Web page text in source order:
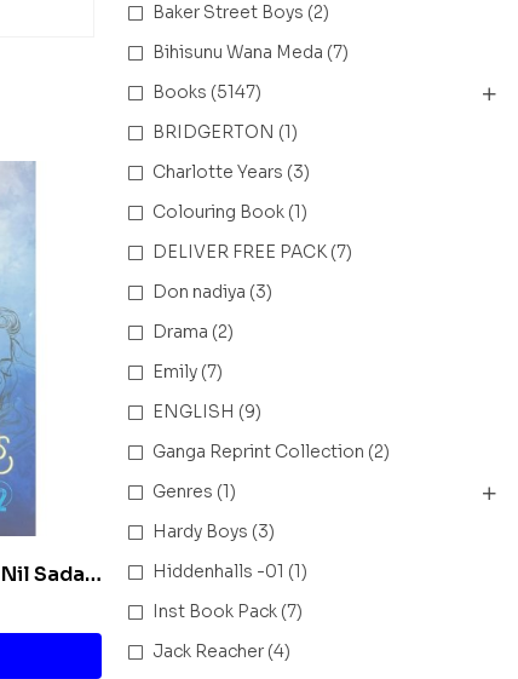
Sada
Baker Street Boys (2)
Bihisunu Wana Meda (7)
Books (5147)
BRIDGERTON (1)
Charlotte Years (3)
Colouring Book (1)
DELIVER FREE PACK (7)
Don nadiya (3)
Drama (2)
Emily (7)
ENGLISH (9)
Ganga Reprint Collection (2)
Genres (1)
Hardy Boys (3)
Hiddenhalls -01 (1)
Inst Book Pack (7)
Jack Reacher (4)